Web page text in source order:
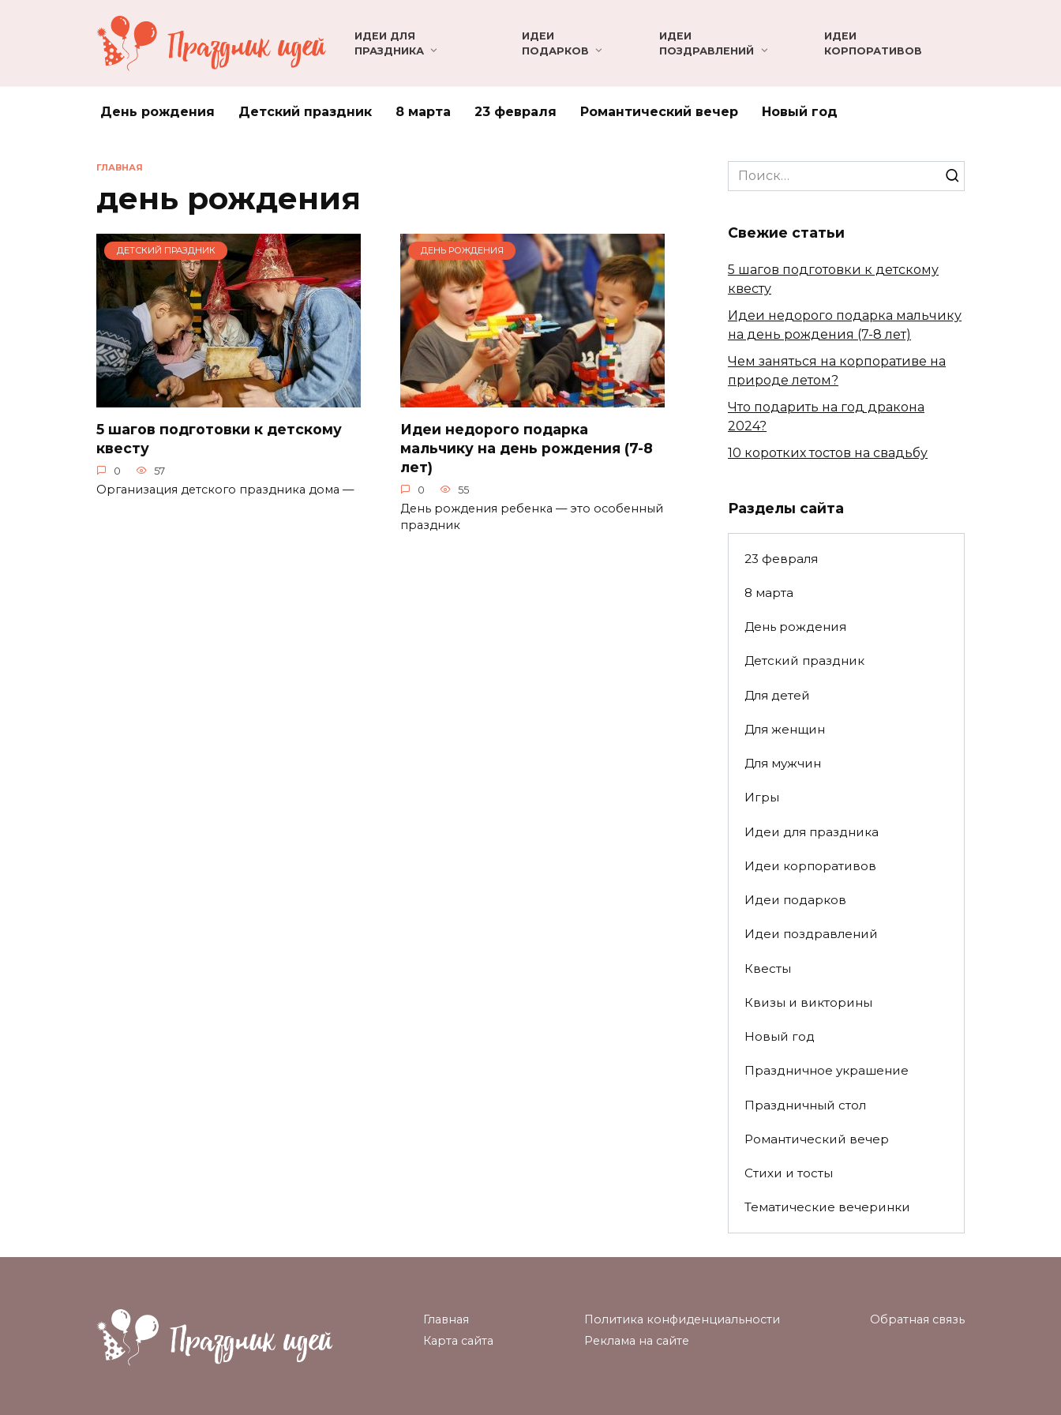
ИДЕИ ДЛЯ
ПРАЗДНИКА
ИДЕИ
ПОДАРКОВ
ИДЕИ
ПОЗДРАВЛЕНИЙ
ИДЕИ
КОРПОРАТИВОВ
День рождения Детский праздник 8 марта 23 февраля Романтический вечер Новый год
ГЛАВНАЯ
день рождения
ДЕТСКИЙ ПРАЗДНИК
5 шагов подготовки к детскому
квесту
0 57
Организация детского праздника дома —
ДЕНЬ РОЖДЕНИЯ
Идеи недорого подарка
мальчику на день рождения (7-8
лет)
0 55
День рождения ребенка — это особенный
праздник
Search
for:
Свежие статьи
5 шагов подготовки к детскому
квесту
Идеи недорого подарка мальчику
на день рождения (7-8 лет)
Чем заняться на корпоративе на
природе летом?
Что подарить на год дракона
2024?
10 коротких тостов на свадьбу
Разделы сайта
23 февраля
8 марта
День рождения
Детский праздник
Для детей
Для женщин
Для мужчин
Игры
Идеи для праздника
Идеи корпоративов
Идеи подарков
Идеи поздравлений
Квесты
Квизы и викторины
Новый год
Праздничное украшение
Праздничный стол
Романтический вечер
Стихи и тосты
Тематические вечеринки
Главная
Карта сайта
Политика конфиденциальности
Реклама на сайте
Обратная связь